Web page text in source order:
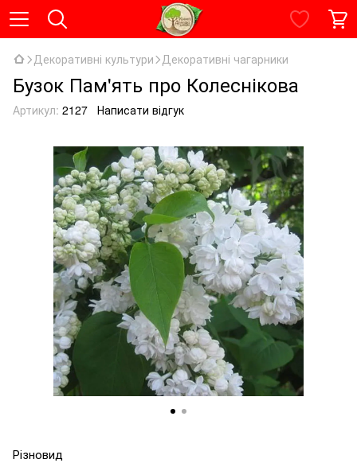
Декоративні культури Декоративні чагарники
Бузок Пам'ять про Колеснікова
Артикул: 2127 Написати відгук
Різновид